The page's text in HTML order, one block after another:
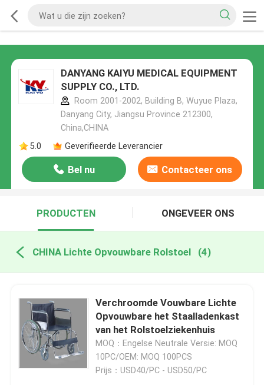
DANYANG KAIYU MEDICAL EQUIPMENT
SUPPLY CO., LTD.
Room 2001-2002, Building B, Wuyue Plaza,
Danyang City, Jiangsu Province 212300,
China,CHINA
5.0
Geverifieerde Leverancier
Bel nu Contacteer ons
PRODUCTEN ONGEVEER ONS
CHINA Lichte Opvouwbare Rolstoel (4)
Verchroomde Vouwbare Lichte
Opvouwbare het Staalladenkast
van het Rolstoelziekenhuis
MOQ：Engelse Neutrale Versie: MOQ
10PC/OEM: MOQ 100PCS
Prijs：USD40/PC - USD50/PC